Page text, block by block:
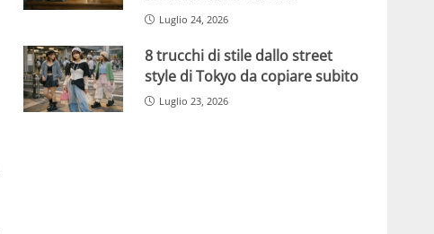
Luglio 24, 2026
8 trucchi di stile dallo street
style di Tokyo da copiare subito
Luglio 23, 2026